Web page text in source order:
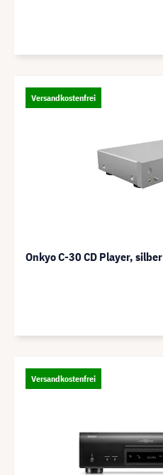
Versandkostenfrei
Onkyo C-30 CD Player, silber
Versandkostenfrei